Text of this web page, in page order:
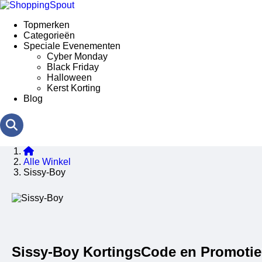
Topmerken
Categorieën
Speciale Evenementen
Cyber Monday
Black Friday
Halloween
Kerst Korting
Blog
Alle Winkel
Sissy-Boy
Sissy-Boy KortingsCode en